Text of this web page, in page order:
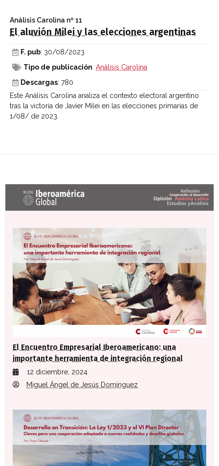
Análisis Carolina nº 11
El aluvión Milei y las elecciones argentinas
F. pub: 30/08/2023
Tipo de publicación: Análisis Carolina
Descargas: 780
Este Análisis Carolina analiza el contexto electoral argentino
tras la victoria de Javier Milei en las elecciones primarias de
1/08/ de 2023.
Últimas entradas Blog Iberoamérica global
El Encuentro Empresarial Iberoamericano: una
importante herramienta de integración regional
12 diciembre, 2024
Miguel Ángel de Jesús Domínguez